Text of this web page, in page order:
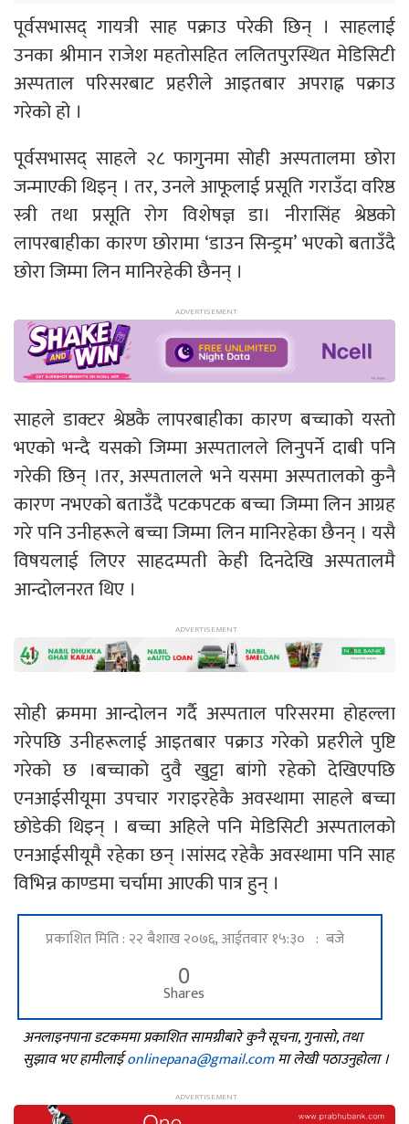
पूर्वसभासद् गायत्री साह पक्राउ परेकी छिन् । साहलाई
उनका श्रीमान राजेश महतोसहित ललितपुरस्थित मेडिसिटी
अस्पताल परिसरबाट प्रहरीले आइतबार अपराह्न पक्राउ
गरेको हो ।
पूर्वसभासद् साहले २८ फागुनमा सोही अस्पतालमा छोरा
जन्माएकी थिइन् । तर, उनले आफूलाई प्रसूति गराउँदा वरिष्ठ
स्त्री तथा प्रसूति रोग विशेषज्ञ डा। नीरासिंह श्रेष्ठको
लापरबाहीका कारण छोरामा ‘डाउन सिन्ड्रम’ भएको बताउँदै
छोरा जिम्मा लिन मानिरहेकी छैनन् ।
साहले डाक्टर श्रेष्ठकै लापरबाहीका कारण बच्चाको यस्तो
भएको भन्दै यसको जिम्मा अस्पतालले लिनुपर्ने दाबी पनि
गरेकी छिन् ।तर, अस्पतालले भने यसमा अस्पतालको कुनै
कारण नभएको बताउँदै पटकपटक बच्चा जिम्मा लिन आग्रह
गरे पनि उनीहरूले बच्चा जिम्मा लिन मानिरहेका छैनन् । यसै
विषयलाई लिएर साहदम्पती केही दिनदेखि अस्पतालमै
आन्दोलनरत थिए ।
सोही क्रममा आन्दोलन गर्दै अस्पताल परिसरमा होहल्ला
गरेपछि उनीहरूलाई आइतबार पक्राउ गरेको प्रहरीले पुष्टि
गरेको छ ।बच्चाको दुवै खुट्टा बांगो रहेको देखिएपछि
एनआईसीयूमा उपचार गराइरहेकै अवस्थामा साहले बच्चा
छोडेकी थिइन् । बच्चा अहिले पनि मेडिसिटी अस्पतालको
एनआईसीयूमै रहेका छन् ।सांसद रहेकै अवस्थामा पनि साह
विभिन्न काण्डमा चर्चामा आएकी पात्र हुन् ।
प्रकाशित मिति : २२ बैशाख २०७६, आईतवार १५:३० : बजे
0
Shares
अनलाइनपाना डटकममा प्रकाशित सामग्रीबारे कुनै सूचना, गुनासो, तथा
सुझाव भए हामीलाईonlinepana@gmail.comमा लेखी पठाउनुहोला ।